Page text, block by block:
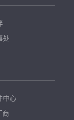
处
中心
商